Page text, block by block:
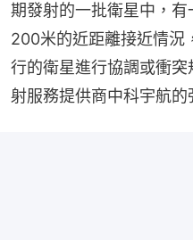
期發射的一批衛星中，
200米的近距離接近情況
行的衛星進行協調或衝
射服務提供商中科宇航的